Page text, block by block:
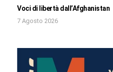
Voci di libertà dall’Afghanistan
7 Agosto 2026